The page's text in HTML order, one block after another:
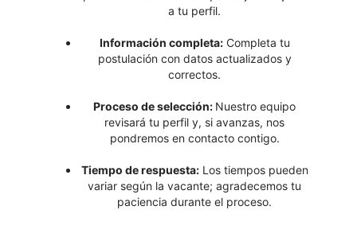
a tu perfil.
Información completa:Completa tu
postulación con datos actualizados y
correctos.
Proceso de selección: Nuestro equipo
revisará tu perfil y, si avanzas, nos
pondremos en contacto contigo.
Tiempo de respuesta:Los tiempos pueden
variar según la vacante; agradecemos tu
paciencia durante el proceso.